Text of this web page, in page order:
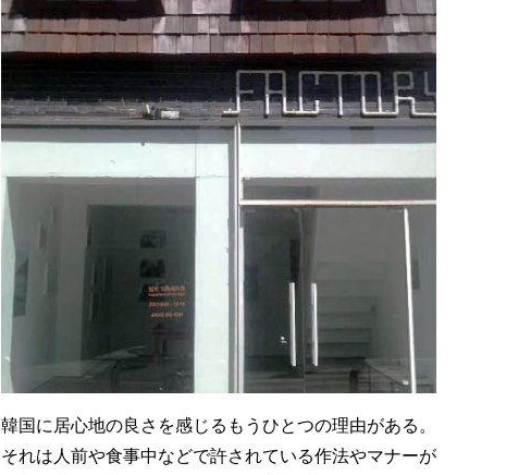
韓国に居心地の良さを感じるもうひとつの理由がある。
それは人前や食事中などで許されている作法やマナーが